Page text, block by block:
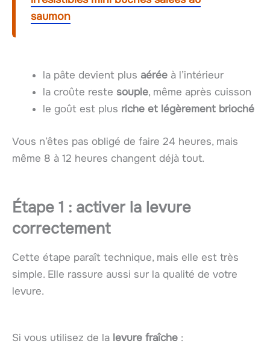
saumon
la pâte devient plus aérée à l’intérieur
la croûte reste souple, même après cuisson
le goût est plus riche et légèrement brioché
Vous n’êtes pas obligé de faire 24 heures, mais
même 8 à 12 heures changent déjà tout.
Étape 1 : activer la levure
correctement
Cette étape paraît technique, mais elle est très
simple. Elle rassure aussi sur la qualité de votre
levure.
Si vous utilisez de la levure fraîche :